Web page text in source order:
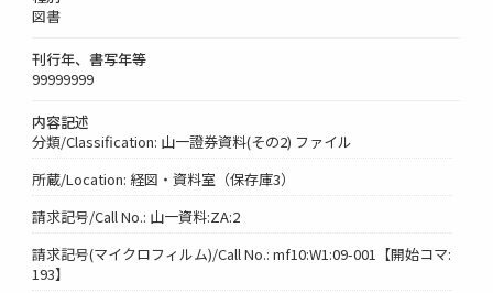
図書
刊行年、書写年等
99999999
内容記述
分類/Classification: 山一證券資料(その2) ファイル
所蔵/Location: 経図・資料室（保存庫3）
請求記号/Call No.: 山一資料:ZA:2
請求記号(マイクロフィルム)/Call No.: mf10:W1:09-001【開始コマ:
193】